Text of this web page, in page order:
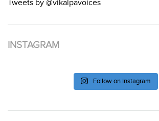
Tweets by @vikalpavoices
INSTAGRAM
Follow on Instagram